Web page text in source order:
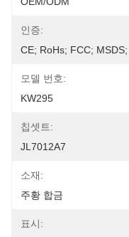
인증:
CE; RoHs; FCC; MSDS;
모델 번호:
KW295
칩셋트:
JL7012A7
소재:
주황 합금
표시: